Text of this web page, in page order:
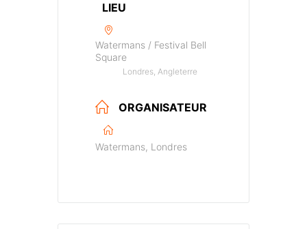
LIEU
Watermans / Festival Bell
Square
Londres, Angleterre
ORGANISATEUR
Watermans, Londres